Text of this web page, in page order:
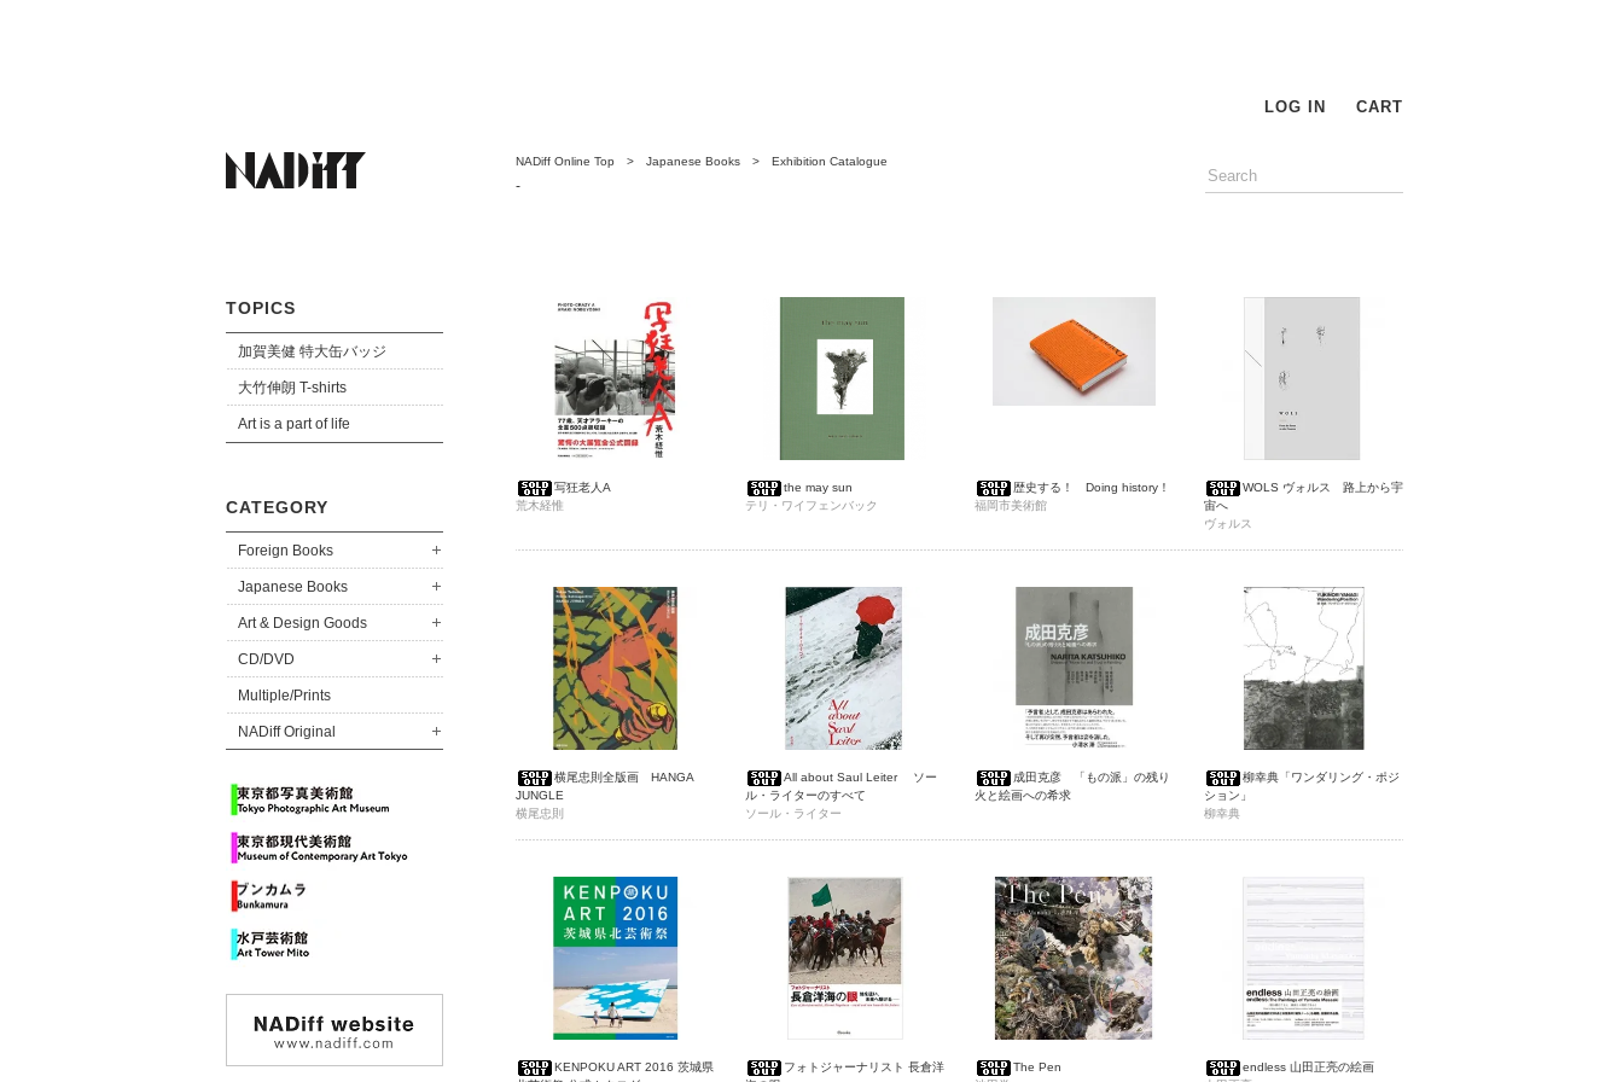
TOPICS
加賀美健 特大缶バッジ
大竹伸朗 T-shirts
Art is a part of life
CATEGORY
Foreign Books
Japanese Books
Art & Design Goods
CD/DVD
Multiple/Prints
NADiff Original
LOG IN CART
NADiff Online Top > Japanese Books > Exhibition Catalogue
-
写狂老人A
荒木経惟
the may sun
テリ・ワイフェンバック
歴史する！ Doing history！
福岡市美術館
WOLS ヴォルス 路上から宇
宙へ
ヴォルス
横尾忠則全版画 HANGA
JUNGLE
横尾忠則
All about Saul Leiter ソー
ル・ライターのすべて
ソール・ライター
成田克彦 「もの派」の残り
火と絵画への希求
柳幸典「ワンダリング・ポジ
ション」
柳幸典
KENPOKU ART 2016 茨城県
フォトジャーナリスト 長倉洋
The Pen
endless 山田正亮の絵画